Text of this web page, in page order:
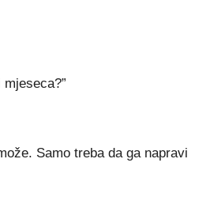
Samo treba da ga napravi